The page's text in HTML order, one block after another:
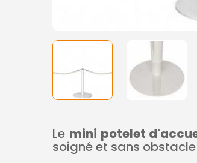
Le mini potelet
soigné et sans obstacle